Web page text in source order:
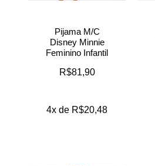
Pijama M/C
Disney Minnie
Feminino Infantil
R$81,90
4x de R$20,48